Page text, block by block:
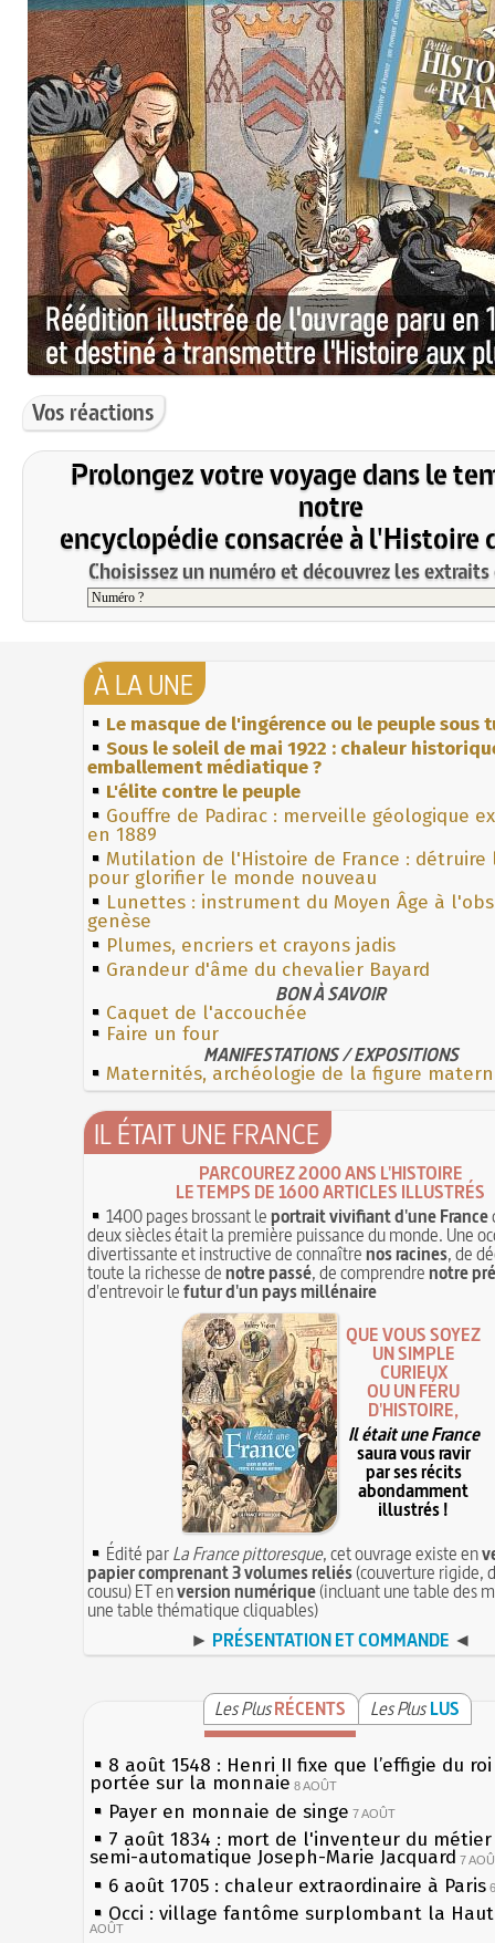
Vos réactions
Prolongez votre voyage dans le
notre
encyclopédie consacrée à l'Histoire
Choisissez un numéro et découvrez les
À LA UNE
Le masque de l'ingérence ou le peuple sous
Sous le soleil de mai 1922 : chaleur
emballement médiatique ?
L'élite contre le peuple
Gouffre de Padirac : merveille géologique
en 1889
Mutilation de l'Histoire de France : détruire
pour glorifier le monde nouveau
Lunettes : instrument du Moyen Âge à
genèse
Plumes, encriers et crayons jadis
Grandeur d'âme du chevalier Bayard
BON À SAVOIR
Caquet de l'accouchée
Faire un four
MANIFESTATIONS / EXPOSITIONS
Maternités, archéologie de la figure
IL ÉTAIT UNE FRANCE
PARCOUREZ 2000 ANS L'HISTOIRE
LE TEMPS DE 1600 ARTICLES ILLUSTRÉS
1400 pages brossant leportrait vivifiant d'une France
deux siècles était la première puissance du monde. Une
divertissante et instructive de connaîtrenos racines, de
toute la richesse denotre passé, de comprendrenotre
d'entrevoir lefutur d'un pays millénaire
QUE VOUS SOYEZ
UN SIMPLE
CURIEUX
OU UN FÉRU
D'HISTOIRE,
Il était une France
saura vous ravir
par ses récits
abondamment
illustrés !
Édité parLa France pittoresque, cet ouvrage existe en
papier comprenant 3 volumes reliés(couverture rigide,
cousu) ET enversion numérique(incluant une table des
une table thématique cliquables)
► PRÉSENTATION ET COMMANDE ◄
Les PlusRÉCENTS Les Plus LUS
8 août 1548 : Henri II fixe que l’effigie du
portée sur la monnaie 8 AOÛT
Payer en monnaie de singe 7 AOÛT
7 août 1834 : mort de l'inventeur du
semi-automatique Joseph-Marie Jacquard 7
6 août 1705 : chaleur extraordinaire à Paris
Occi : village fantôme surplombant la
AOÛT